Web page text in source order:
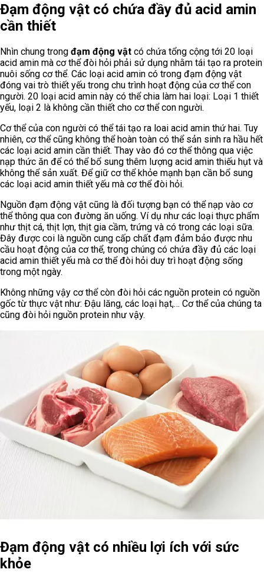
Đạm động vật có chứa đầy đủ acid amin
cần thiết
Nhìn chung trong đạm động vật có chứa tổng cộng tới 20 loại
acid amin mà cơ thể đòi hỏi phải sử dụng nhằm tái tạo ra protein
nuôi sống cơ thể. Các loại acid amin có trong đạm động vật
đóng vai trò thiết yếu trong chu trình hoạt động của cơ thể con
người. 20 loại acid amin này có thể chia làm hai loại: Loại 1 thiết
yếu, loại 2 là không cần thiết cho cơ thể con người.
Cơ thể của con người có thể tái tạo ra loai acid amin thứ hai. Tuy
nhiên, cơ thể cũng không thể hoàn toàn có thể sản sinh ra hầu hết
các loại acid amin cần thiết. Thay vào đó cơ thể thông qua việc
nạp thức ăn để có thể bổ sung thêm lượng acid amin thiếu hụt và
không thể sản xuất. Để giữ cơ thể khỏe mạnh bạn cần bổ sung
các loại acid amin thiết yếu mà cơ thể đòi hỏi.
Nguồn đạm động vật cũng là đối tượng bạn có thể nạp vào cơ
thể thông qua con đường ăn uống. Ví dụ như các loại thực phẩm
như thịt cá, thịt lợn, thịt gia cầm, trứng và có trong các loại sữa.
Đây được coi là nguồn cung cấp chất đạm đảm bảo được nhu
cầu hoạt động của cơ thể, trong chúng có chứa đầy đủ các loại
acid amin thiết yếu mà cơ thể đòi hỏi duy trì hoạt động sống
trong một ngày.
Không những vậy cơ thể còn đòi hỏi các nguồn protein có nguồn
gốc từ thực vật như: Đậu lăng, các loại hạt,… Cơ thể của chúng ta
cũng đòi hỏi nguồn protein như vậy.
Đạm động vật có nhiều lợi ích với sức
khỏe